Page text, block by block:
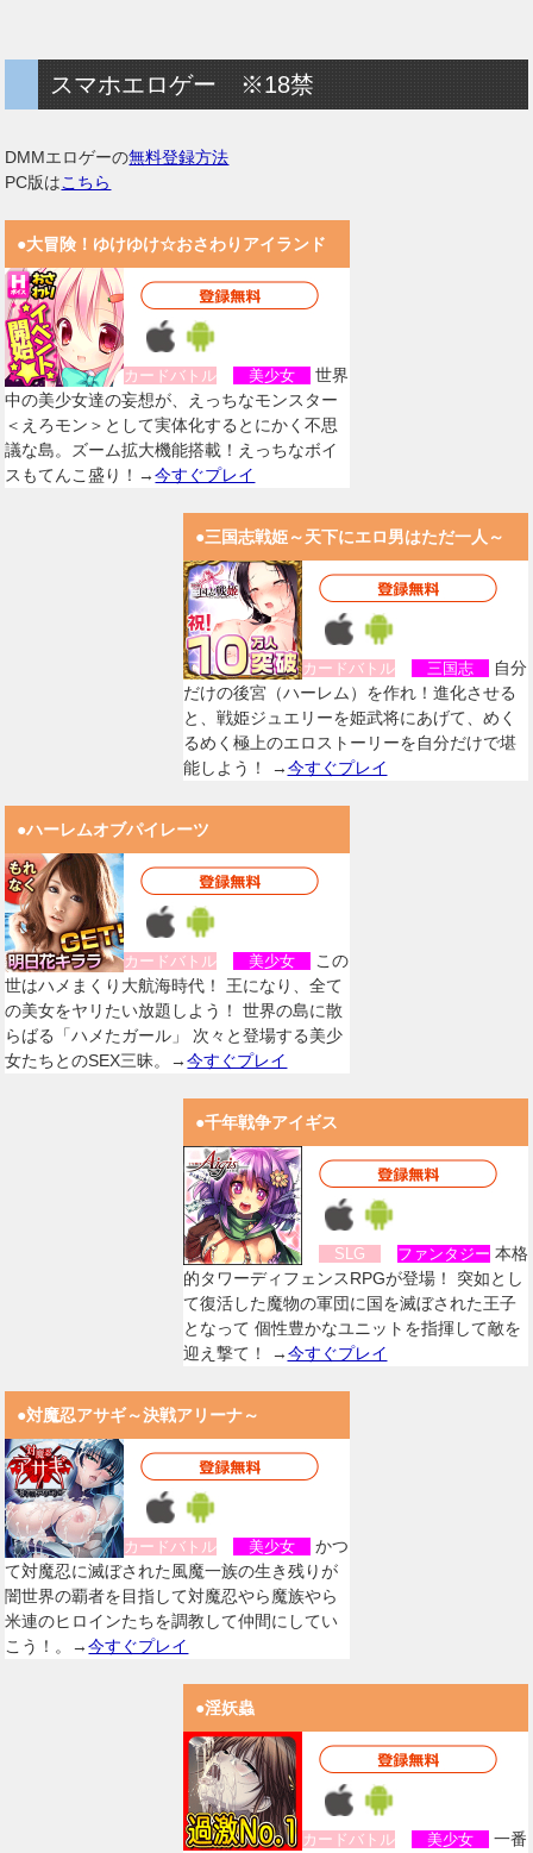
スマホエロゲー ※18禁
DMMエロゲーの無料登録方法
PC版はこちら
●大冒険！ゆけゆけ☆おさわりアイランド
カードバトル 美少女
世界
中の美少女達の妄想が、えっちなモンスター
＜えろモン＞として実体化するとにかく不思
議な島。ズーム拡大機能搭載！えっちなボイ
スもてんこ盛り！→今すぐプレイ
●三国志戦姫～天下にエロ男はただ一人～
カードバトル 三国志
自分
だけの後宮（ハーレム）を作れ！進化させる
と、戦姫ジュエリーを姫武将にあげて、めく
るめく極上のエロストーリーを自分だけで堪
能しよう！ →今すぐプレイ
●ハーレムオブパイレーツ
カードバトル 美少女
この
世はハメまくり大航海時代！ 王になり、全て
の美女をヤリたい放題しよう！ 世界の島に散
らばる「ハメたガール」 次々と登場する美少
女たちとのSEX三昧。→今すぐプレイ
●千年戦争アイギス
SLG ファンタジー 本格
的タワーディフェンスRPGが登場！ 突如とし
て復活した魔物の軍団に国を滅ぼされた王子
となって 個性豊かなユニットを指揮して敵を
迎え撃て！ →今すぐプレイ
●対魔忍アサギ～決戦アリーナ～
カードバトル 美少女
かつ
て対魔忍に滅ぼされた風魔一族の生き残りが
闇世界の覇者を目指して対魔忍やら魔族やら
米連のヒロインたちを調教して仲間にしてい
こう！。→今すぐプレイ
●淫妖蟲
カードバトル 美少女
一番